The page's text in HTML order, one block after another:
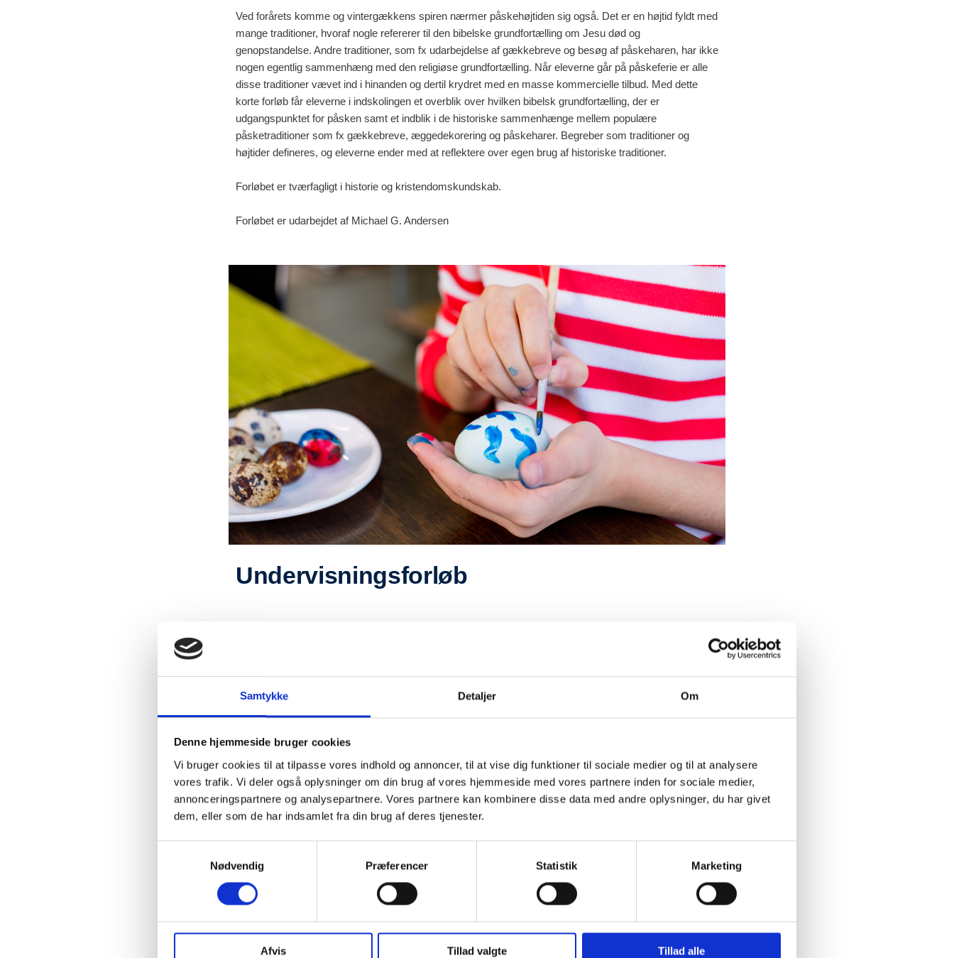
Samtykke Detaljer Om
Denne hjemmeside bruger cookies
Vi bruger cookies til at tilpasse vores indhold og annoncer, til at vise dig funktioner til sociale medier og til at analysere
vores trafik. Vi deler også oplysninger om din brug af vores hjemmeside med vores partnere inden for sociale medier,
annonceringspartnere og analysepartnere. Vores partnere kan kombinere disse data med andre oplysninger, du har givet
dem, eller som de har indsamlet fra din brug af deres tjenester.
Nødvendig
Præferencer Statistik Marketing
Afvis Tillad valgte Tillad alle
Ved forårets komme og vintergækkens spiren nærmer påskehøjtiden sig også. Det er en højtid fyldt med
mange traditioner, hvoraf nogle refererer til den bibelske grundfortælling om Jesu død og
genopstandelse. Andre traditioner, som fx udarbejdelse af gækkebreve og besøg af påskeharen, har ikke
nogen egentlig sammenhæng med den religiøse grundfortælling. Når eleverne går på påskeferie er alle
disse traditioner vævet ind i hinanden og dertil krydret med en masse kommercielle tilbud. Med dette
korte forløb får eleverne i indskolingen et overblik over hvilken bibelsk grundfortælling, der er
udgangspunktet for påsken samt et indblik i de historiske sammenhænge mellem populære
påsketraditioner som fx gækkebreve, æggedekorering og påskeharer. Begreber som traditioner og
højtider defineres, og eleverne ender med at reflektere over egen brug af historiske traditioner.
Forløbet er tværfagligt i historie og kristendomskundskab.
Forløbet er udarbejdet af Michael G. Andersen
Undervisningsforløb
Problemstilling
Hvilke sammenhænge er der mellem påsketraditionerne og selve den bibelske grundfortælling i